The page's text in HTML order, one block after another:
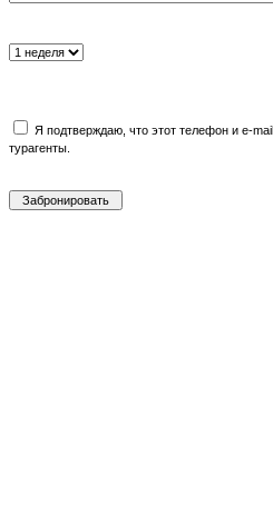
Я подтверждаю, что этот телефон и e-
турагенты.